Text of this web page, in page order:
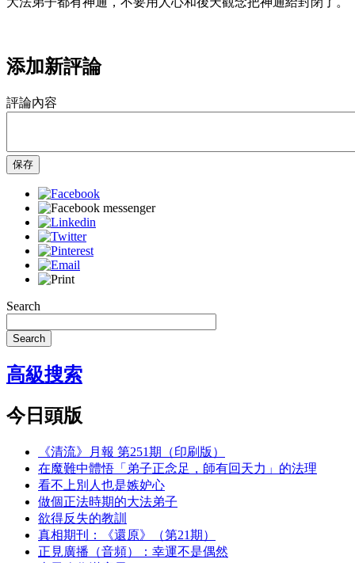
添加新評論
評論內容
保存
Search
Search
高級搜索
今日頭版
《清流》月報 第251期（印刷版）
在魔難中體悟「弟子正念足，師有回天力」的法理
看不上別人也是嫉妒心
做個正法時期的大法弟子
欲得反失的教訓
真相期刊：《還原》（第21期）
正見廣播（音頻）：幸運不是偶然